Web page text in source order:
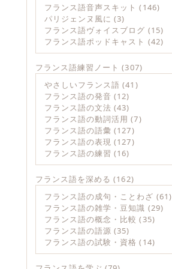
フランス語音声スキット (146)
パリジェンヌ風に (3)
フランス語ヴォイスブログ (15)
フランス語ポッドキャスト (42)
フランス語練習ノート (307)
やさしいフランス語 (41)
フランス語の発音 (12)
フランス語の文法 (43)
フランス語の動詞活用 (7)
フランス語の語彙 (127)
フランス語の表現 (127)
フランス語の練習 (16)
フランス語を深める (162)
フランス語の成句・ことわざ (61)
フランス語の雑学・豆知識 (29)
フランス語の概念・比較 (35)
フランス語の語源 (35)
フランス語の試験・資格 (14)